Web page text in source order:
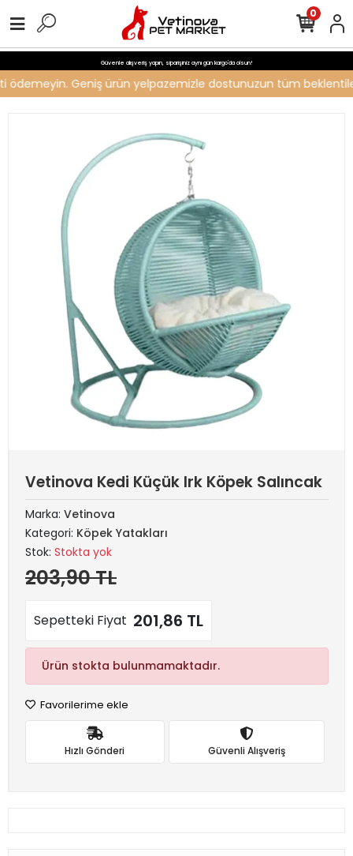
Güvenle alışveriş yapın, siparişiniz aynı gün kargo'da olsun!
Geniş ürün yelpazemizle dostunuzun tüm
0
Vetinova Kedi Küçük Irk Köpek Salıncak
Marka: Vetinova
Kategori: Köpek Yatakları
Stok: Stokta yok
203,90 TL
Sepetteki Fiyat 201,86 TL
Ürün stokta bulunmamaktadır.
Favorilerime ekle
Hızlı Gönderi Güvenli Alışveriş